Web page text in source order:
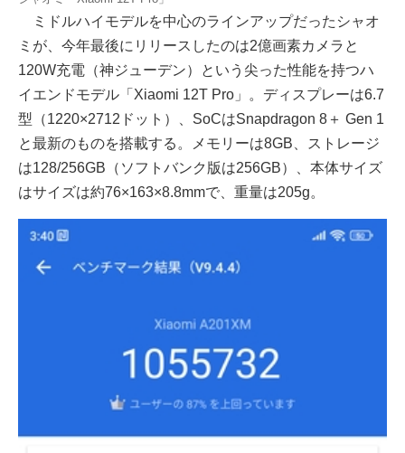
ミドルハイモデルを中心のラインアップだったシャオ
ミが、今年最後にリリースしたのは2億画素カメラと
120W充電（神ジューデン）という尖った性能を持つハ
イエンドモデル「Xiaomi 12T Pro」。ディスプレーは6.7
型（1220×2712ドット）、SoCはSnapdragon 8＋ Gen 1
と最新のものを搭載する。メモリーは8GB、ストレージ
は128/256GB（ソフトバンク版は256GB）、本体サイズ
はサイズは約76×163×8.8mmで、重量は205g。